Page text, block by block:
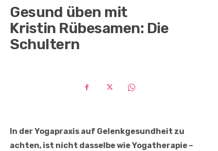
Gesund üben mit
Kristin Rübesamen: Die
Schultern
In der Yogapraxis auf Gelenkgesundheit zu
achten, ist nicht dasselbe wie Yogatherapie –